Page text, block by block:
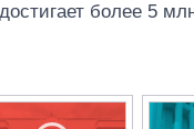
более 5